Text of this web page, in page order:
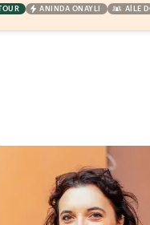
ANINDA ONAYLI AILE